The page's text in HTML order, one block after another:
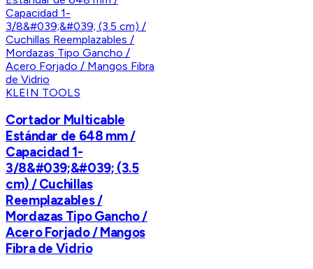
KLEIN TOOLS
Cortador Multicable
Estándar de 648 mm /
Capacidad 1-
3/8&#039;&#039; (3.5
cm) / Cuchillas
Reemplazables /
Mordazas Tipo Gancho /
Acero Forjado / Mangos
Fibra de Vidrio